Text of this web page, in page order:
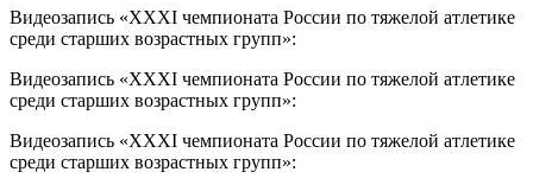
Видеозапись «ХХХI чемпионата России по тяжелой атлетике
среди старших возрастных групп»:
Видеозапись «ХХХI чемпионата России по тяжелой атлетике
среди старших возрастных групп»:
Видеозапись «ХХХI чемпионата России по тяжелой атлетике
среди старших возрастных групп»: